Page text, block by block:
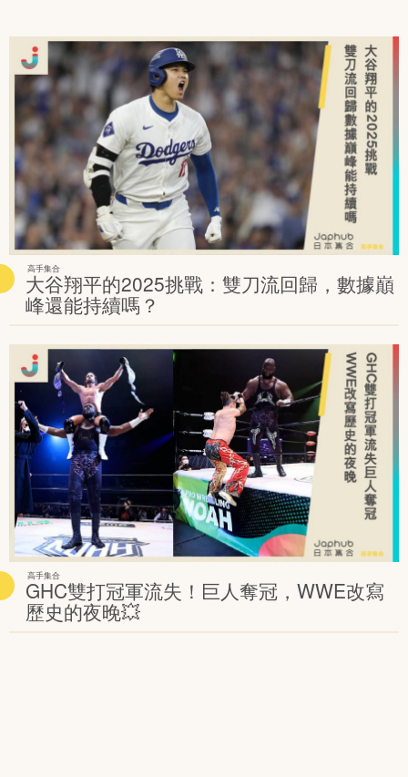
高手集合
大谷翔平的2025挑戰：雙刀流回歸，數據巔
峰還能持續嗎？
高手集合
GHC雙打冠軍流失！巨人奪冠，WWE改寫
歷史的夜晚💥